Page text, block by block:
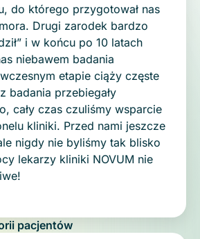
do którego przygotował nas
Drugi zarodek bardzo
i w końcu po 10 latach
niebawem badania
etapie ciąży częste
badania przebiegały
cały czas czuliśmy wsparcie
kliniki. Przed nami jeszcze
nigdy nie byliśmy tak blisko
lekarzy kliniki NOVUM nie
pacjentów